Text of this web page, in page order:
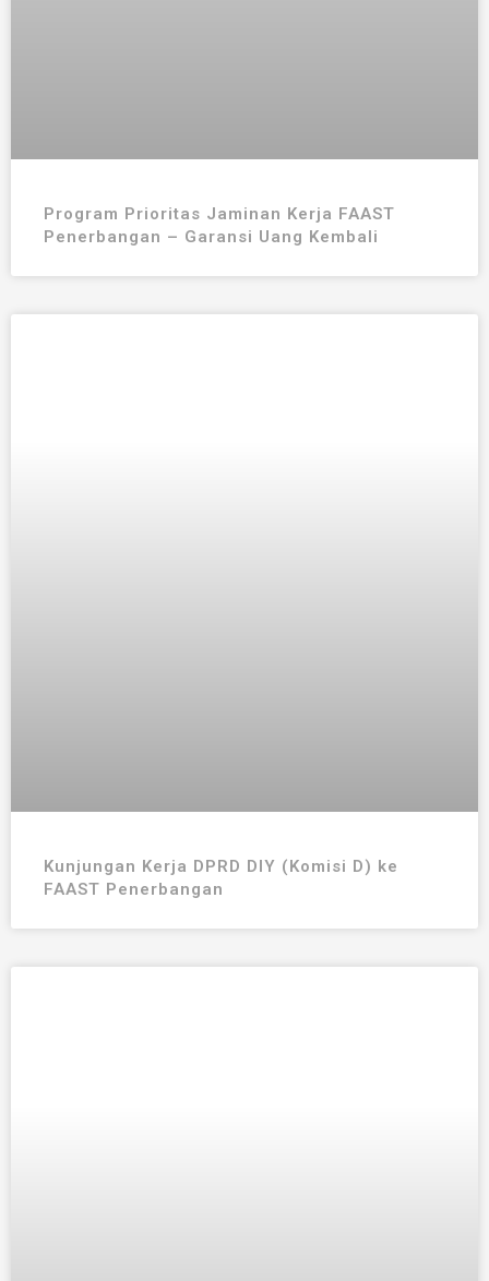
Program Prioritas Jaminan Kerja FAAST
Penerbangan – Garansi Uang Kembali
Kunjungan Kerja DPRD DIY (Komisi D) ke
FAAST Penerbangan